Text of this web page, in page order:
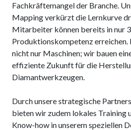
Fachkräftemangel der Branche.
Mapping verkürzt die Lernkurve
Mitarbeiter können bereits in nur
Produktionskompetenz
nicht nur Maschinen; wir bauen
effiziente Zukunft für die
Diamantwerkzeugen.
Durch unsere strategische
bieten wir zudem lokales Training
Know-how in unserem speziellen